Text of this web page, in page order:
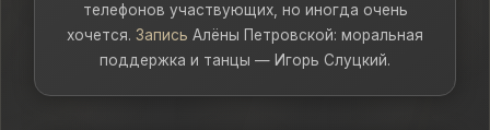
телефонов участвующих, но иногда очень
хочется. Запись Алёны Петровской: моральная
поддержка и танцы — Игорь Слуцкий.